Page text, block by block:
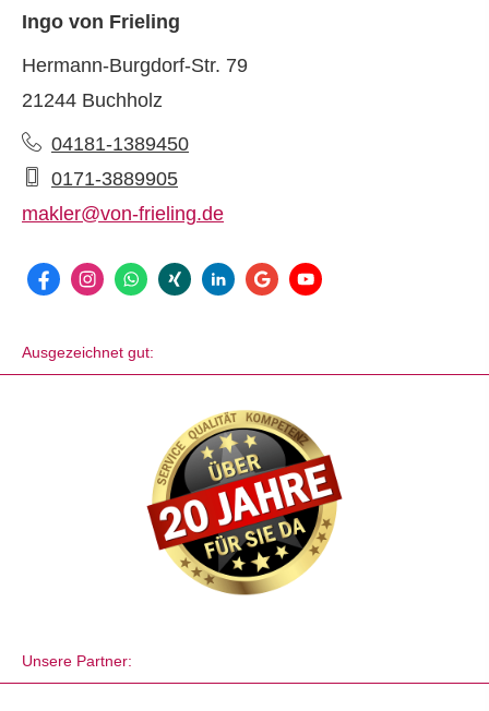
Ingo von Frieling
Hermann-Burgdorf-Str. 79
21244 Buchholz
04181-1389450
0171-3889905
makler@von-frieling.de
Ausgezeichnet gut:
Unsere Partner: